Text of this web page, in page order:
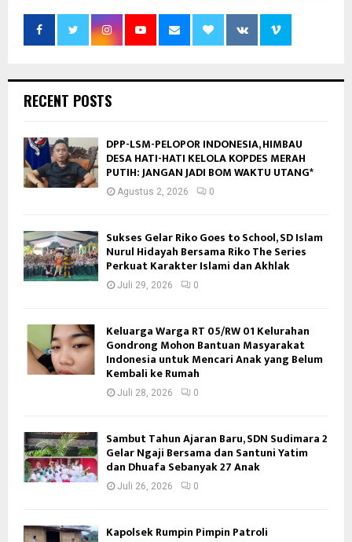
RECENT POSTS
DPP-LSM-PELOPOR INDONESIA, HIMBAU
DESA HATI-HATI KELOLA KOPDES MERAH
PUTIH: JANGAN JADI BOM WAKTU UTANG*
Agustus 2, 2026 0
Sukses Gelar Riko Goes to School, SD Islam
Nurul Hidayah Bersama Riko The Series
Perkuat Karakter Islami dan Akhlak
Juli 29, 2026 0
Keluarga Warga RT 05/RW 01 Kelurahan
Gondrong Mohon Bantuan Masyarakat
Indonesia untuk Mencari Anak yang Belum
Kembali ke Rumah
Juli 28, 2026 0
Sambut Tahun Ajaran Baru, SDN Sudimara 2
Gelar Ngaji Bersama dan Santuni Yatim
dan Dhuafa Sebanyak 27 Anak
Juli 26, 2026 0
Kapolsek Rumpin Pimpin Patroli